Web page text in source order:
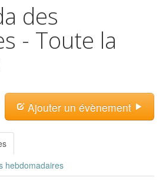
des
- Toute la
Ajouter un évènement
hebdomadaires